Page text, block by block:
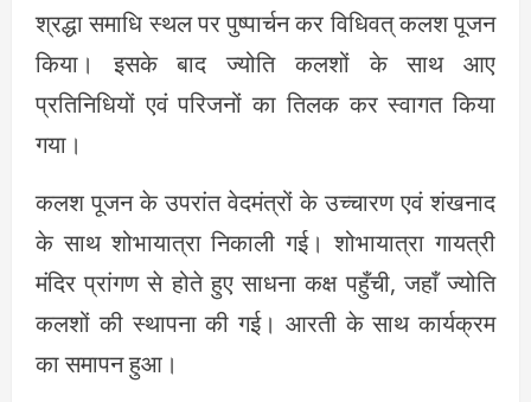
श्रद्धा समाधि स्थल पर पुष्पार्चन कर विधिवत् कलश पूजन
किया। इसके बाद ज्योति कलशों के साथ आए
प्रतिनिधियों एवं परिजनों का तिलक कर स्वागत किया
गया।
कलश पूजन के उपरांत वेदमंत्रों के उच्चारण एवं शंखनाद
के साथ शोभायात्रा निकाली गई। शोभायात्रा गायत्री
मंदिर प्रांगण से होते हुए साधना कक्ष पहुँची, जहाँ ज्योति
कलशों की स्थापना की गई। आरती के साथ कार्यक्रम
का समापन हुआ।